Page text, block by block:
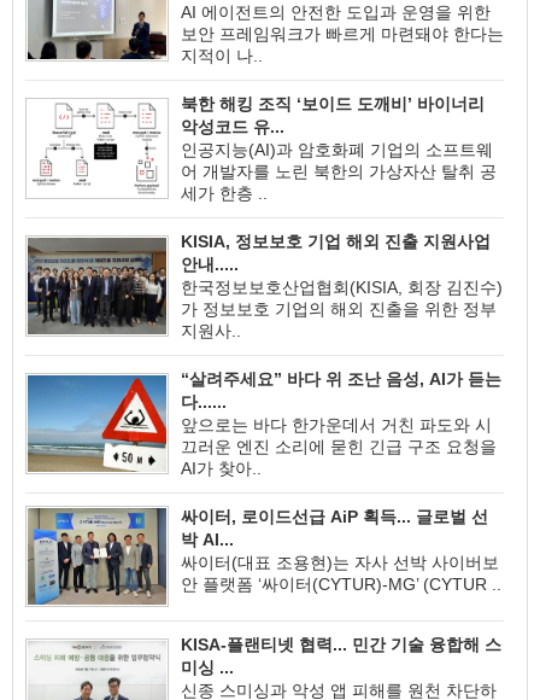
AI 에이전트의 안전한 도입과 운영을 위한
보안 프레임워크가 빠르게 마련돼야 한다는
지적이 나..
북한 해킹 조직 ‘보이드 도깨비’ 바이너리
악성코드 유...
인공지능(AI)과 암호화폐 기업의 소프트웨
어 개발자를 노린 북한의 가상자산 탈취 공
세가 한층 ..
KISIA, 정보보호 기업 해외 진출 지원사업
안내.....
한국정보보호산업협회(KISIA, 회장 김진수)
가 정보보호 기업의 해외 진출을 위한 정부
지원사..
“살려주세요” 바다 위 조난 음성, AI가 듣는
다......
앞으로는 바다 한가운데서 거친 파도와 시
끄러운 엔진 소리에 묻힌 긴급 구조 요청을
AI가 찾아..
싸이터, 로이드선급 AiP 획득... 글로벌 선
박 AI...
싸이터(대표 조용현)는 자사 선박 사이버보
안 플랫폼 ‘싸이터(CYTUR)-MG’ (CYTUR ..
KISA-플랜티넷 협력... 민간 기술 융합해 스
미싱 ...
신종 스미싱과 악성 앱 피해를 원천 차단하